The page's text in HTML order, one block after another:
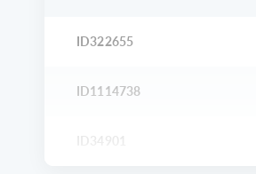
ID322655
ID1114738